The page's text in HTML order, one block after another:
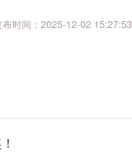
布时间：2025-12-02 15:27:53